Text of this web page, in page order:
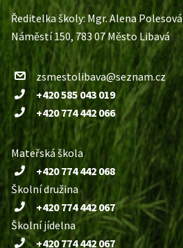
Ředitelka školy: Mgr. Alena Polesová
Náměstí 150, 783 07 Město Libavá
zsmestolibava@seznam.cz
+420 585 043 019
+420 774 442 066
Mateřská škola
+420 774 442 068
Školní družina
+420 774 442 067
Školní jídelna
+420 774 442 067